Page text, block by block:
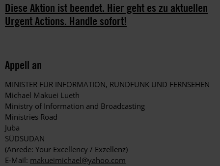
Diese Aktion ist beendet. Hier geht es zu aktuellen
Urgent Actions. Handle sofort!
Appell an
MINISTER FÜR INFORMATION, RUNDFUNK UND FERNSEHEN
Michael Makuei Lueth
Ministry of Information and Broadcasting
Ministries Road
Juba
SÜDSUDAN
(Anrede: Your Excellency / Exzellenz)
E-Mail: makueimichael@yahoo.com